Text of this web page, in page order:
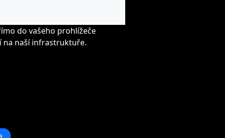
do vašeho prohlížeče
na naší infrastruktuře.